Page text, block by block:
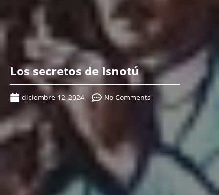
Los secretos de Isnotú
diciembre 12, 2024 No Comments